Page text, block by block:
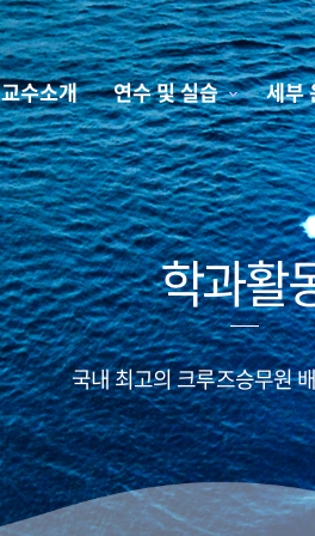
학과활
국내 최고의 크루즈승무원
교수소개 연수 및 실습 세부